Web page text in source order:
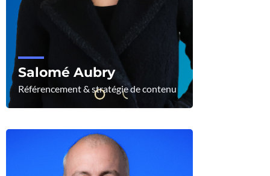
Salomé Aubry
Référencement & stratégie de contenu